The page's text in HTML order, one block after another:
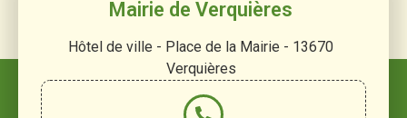
Mairie de Verquières
Hôtel de ville - Place de la Mairie - 13670
Verquières